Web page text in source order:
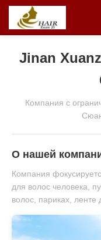
Jinan
Компания с
О нашей
Компания
для волос человека,
волос, париках, ленте